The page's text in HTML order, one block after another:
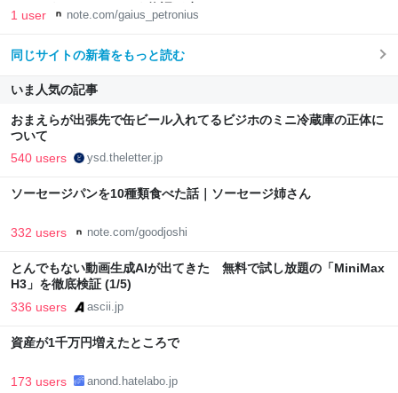
より〜｜ペトロニウス｜物語三昧
1 user note.com/gaius_petronius
同じサイトの新着をもっと読む
いま人気の記事
おまえらが出張先で缶ビール入れてるビジホのミニ冷蔵庫の正体に
ついて
540 users ysd.theletter.jp
ソーセージパンを10種類食べた話｜ソーセージ姉さん
332 users note.com/goodjoshi
とんでもない動画生成AIが出てきた 無料で試し放題の「MiniMax
H3」を徹底検証 (1/5)
336 users ascii.jp
資産が1千万円増えたところで
173 users anond.hatelabo.jp